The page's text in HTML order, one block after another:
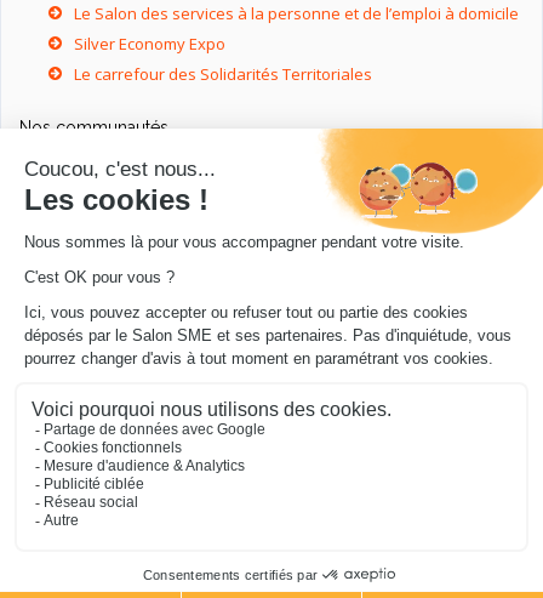
Le Salon des services à la personne et de l’emploi à domicile
Silver Economy Expo
Le carrefour des Solidarités Territoriales
Nos communautés
Ressources utiles
Livres utiles pour les entrepreneurs
Conseils pour votre entreprise/microentreprise
Je m’abonne à la newsletter du blog